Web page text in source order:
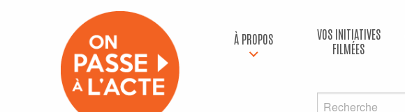
À PROPOS
VOS INITIATIVES
FILMÉES